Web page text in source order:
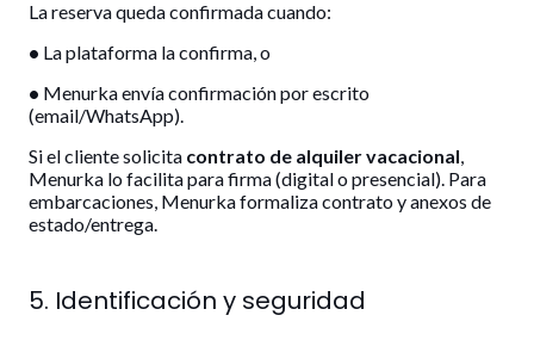
La reserva queda confirmada cuando:
• La plataforma la confirma, o
• Menurka envía confirmación por escrito
(email/WhatsApp).
Si el cliente solicita contrato de alquiler vacacional
Menurka lo facilita para firma (digital o presencial). Para
embarcaciones, Menurka formaliza contrato y anexos de
estado/entrega.
5. Identificación y seguridad